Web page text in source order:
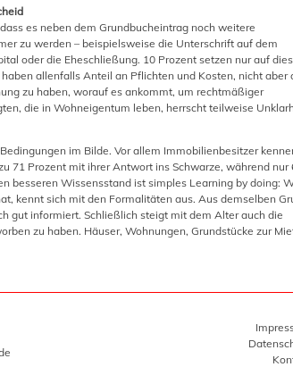
es neben dem Grundbucheintrag noch weitere
zu werden – beispielsweise die Unterschrift auf dem
oder die Eheschließung. 10 Prozent setzen nur auf
allenfalls Anteil an Pflichten und Kosten, nicht aber
zu haben, worauf es ankommt, um rechtmäßiger
die in Wohneigentum leben, herrscht teilweise
im Bilde. Vor allem Immobilienbesitzer
71 Prozent mit ihrer Antwort ins Schwarze, während nur
besseren Wissensstand ist simples Learning by doing:
kennt sich mit den Formalitäten aus. Aus demselben
gut informiert. Schließlich steigt mit dem Alter auch die
zu haben. Häuser, Wohnungen, Grundstücke zur